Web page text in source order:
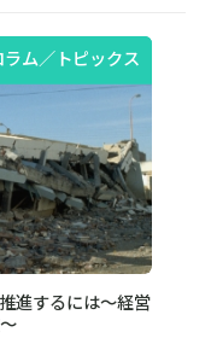
ラム／トピックス
進するには～経営